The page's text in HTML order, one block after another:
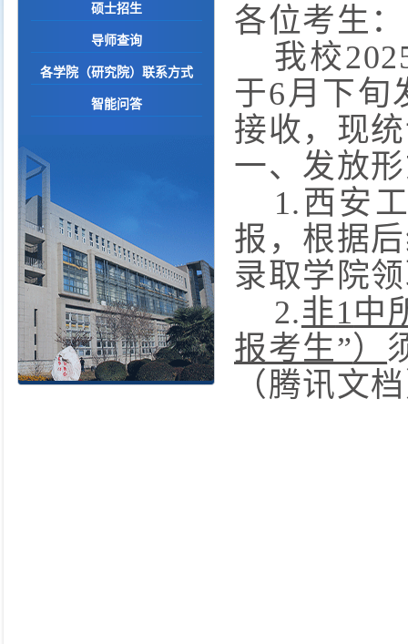
硕士招生
导师查询
各学院（研究院）联系方式
智能问答
各位考生：
我校202
于6月下旬
接收，现
一、 发放
1. 西安
报，根据
录取学院
2.非1中
报考生”）
（腾讯文